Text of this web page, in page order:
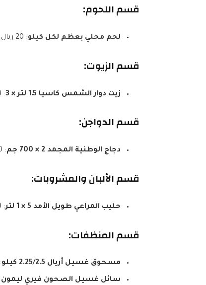
قسم اللحوم:
لحم محلي بعظم لكل كيلو: 20 ريال سعودي فقط
قسم الزيوت:
زيت دوار الشمس كاسيا 1.5 لتر × 3 : 20 ريال سعودي فقط
قسم الدواجن:
دجاج الوطنية المجمد 2 × 700 جم : 20 ريال سعودي فقط
قسم الألبان والمشروبات:
حليب المراعي طويل الأمد 5 × 1 لتر : 20 ريال سعودي فقط
قسم المنظفات:
مسحوق غسيل أريال 2.25/2.5 كيلو : 20 ريال سعودي فقط
سائل غسيل الصحون فيري ليمون 800 مل + 200 مل